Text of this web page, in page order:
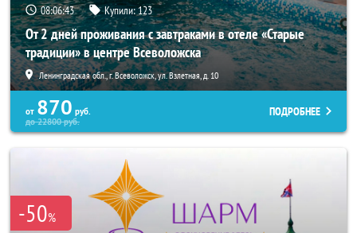
08:06:40 Купили:123
От 2 дней проживания с завтраками в отеле «Старые
традиции» в центре Всеволожска
Ленинградская обл., г. Всеволожск, ул. Взлетная, д. 10
от 870 руб.
до22800руб.
ПОДРОБНЕЕ
-50%